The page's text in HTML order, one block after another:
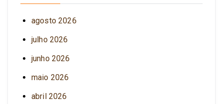
agosto 2026
julho 2026
junho 2026
maio 2026
abril 2026